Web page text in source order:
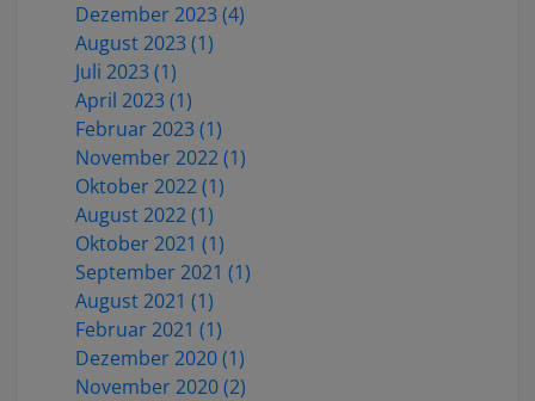
Dezember 2023 (4)
August 2023 (1)
Juli 2023 (1)
April 2023 (1)
Februar 2023 (1)
November 2022 (1)
Oktober 2022 (1)
August 2022 (1)
Oktober 2021 (1)
September 2021 (1)
August 2021 (1)
Februar 2021 (1)
Dezember 2020 (1)
November 2020 (2)